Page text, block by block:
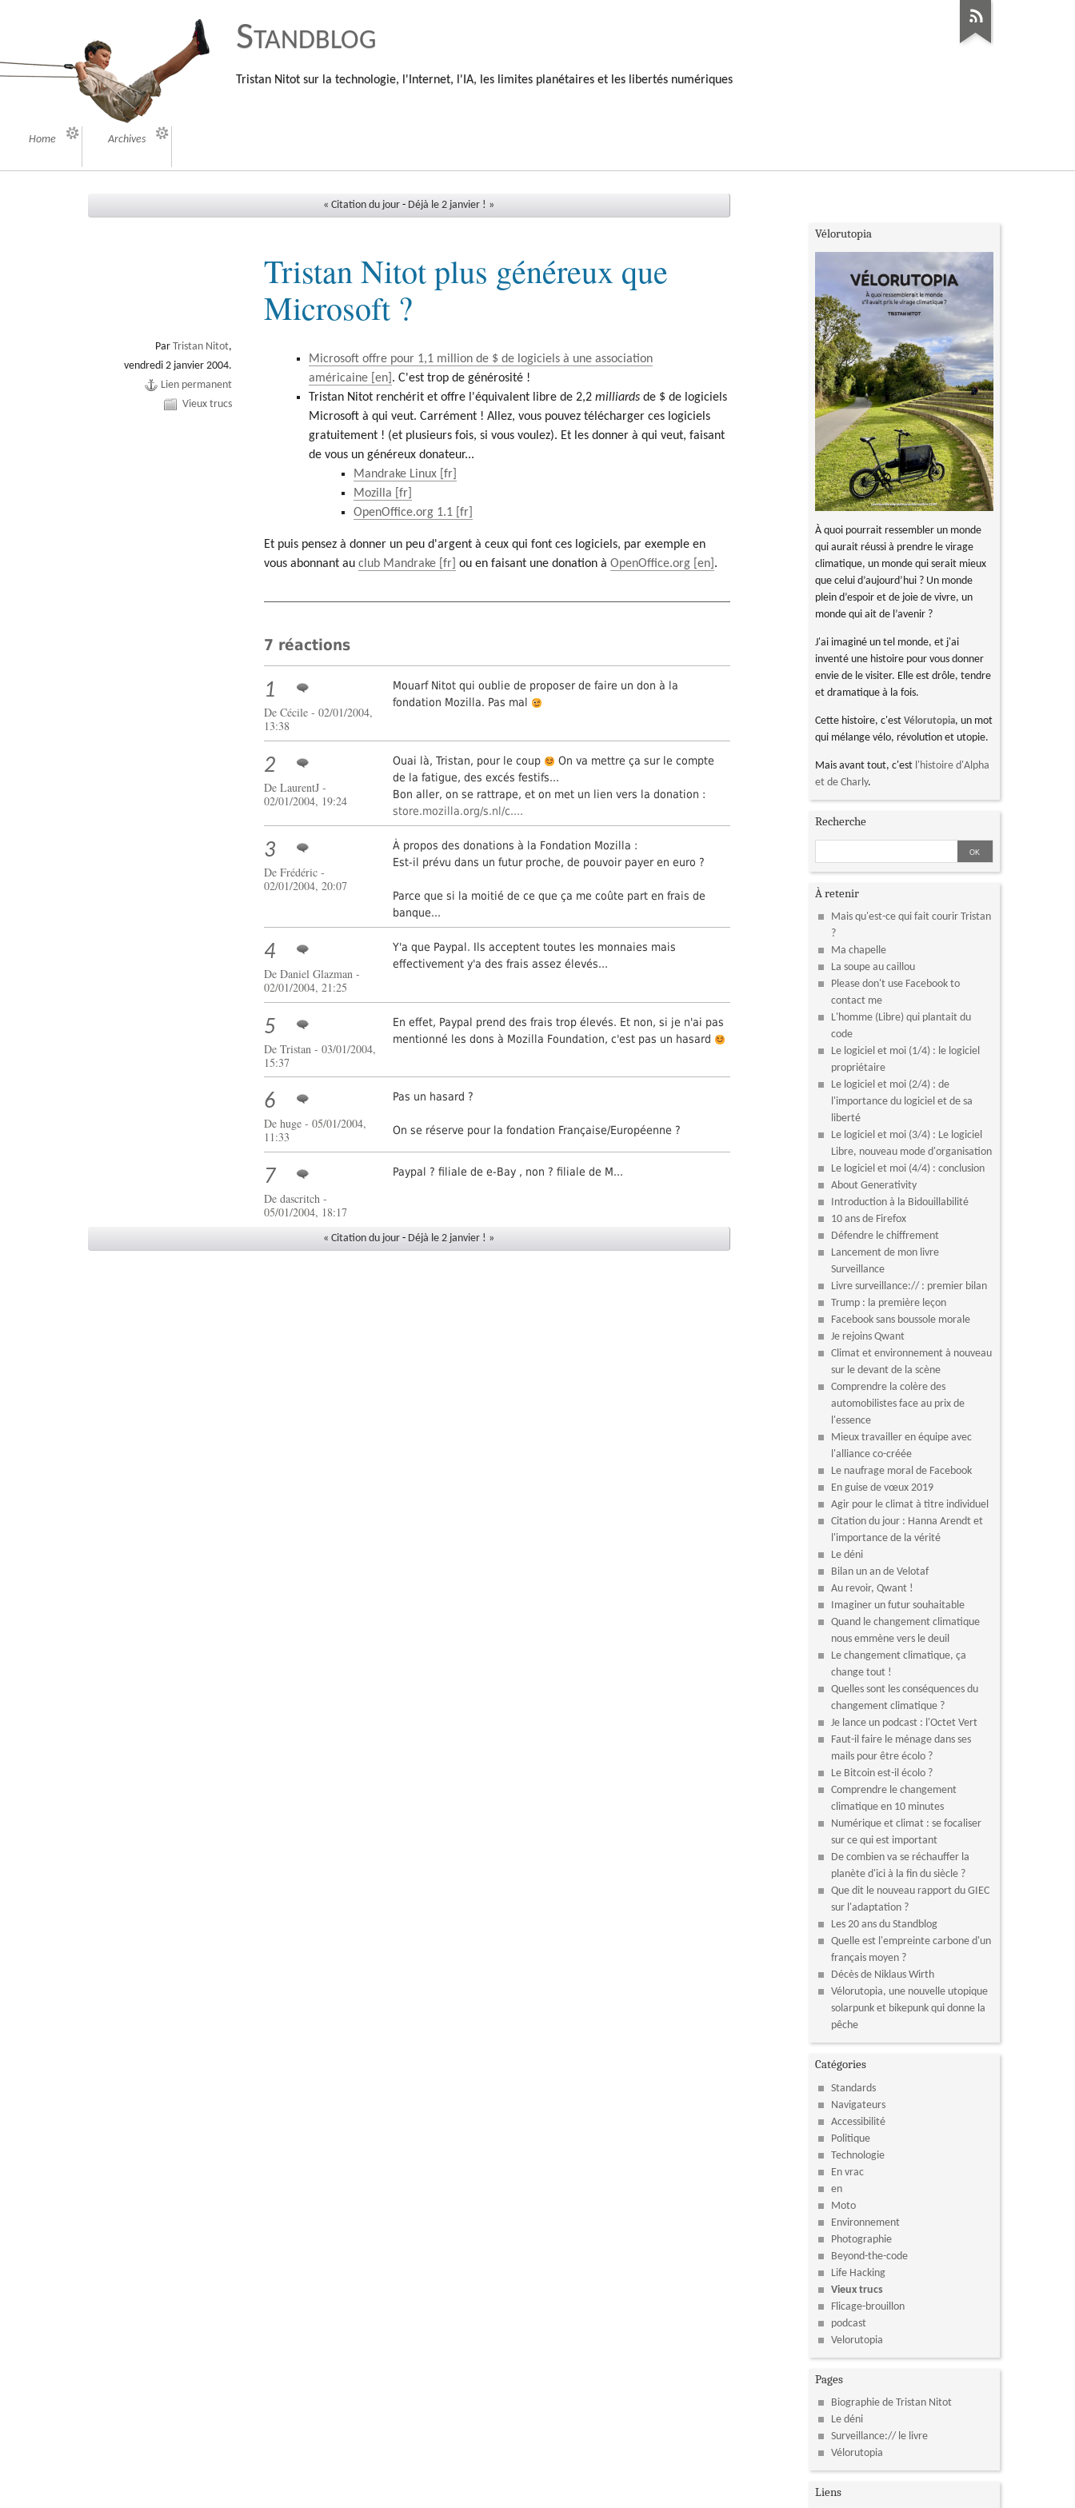
Standblog
Tristan Nitot sur la technologie, l'Internet, l'IA, les limites planétaires et les libertés numériques
Home Archives
« Citation du jour - Déjà le 2 janvier ! »
Tristan Nitot plus généreux que
Microsoft ?
ParTristan Nitot,
vendredi 2 janvier 2004.
Lien permanent
Vieux trucs
Microsoft offre pour 1,1 million de $ de logiciels à une association
américaine
. C'est trop de générosité !
Tristan Nitot renchérit et offre l'équivalent libre de 2,2milliards de $ de logiciels
Microsoft à qui veut. Carrément ! Allez, vous pouvez télécharger ces logiciels
gratuitement ! (et plusieurs fois, si vous voulez). Et les donner à qui veut, faisant
de vous un généreux donateur...
Mandrake Linux
Mozilla
OpenOffice.org 1.1
Et puis pensez à donner un peu d'argent à ceux qui font ces logiciels, par exemple en
vous abonnant auclub Mandrake ou en faisant une donation àOpenOffice.org .
7 réactions
1
De Cécile - 02/01/2004,
13:38
Mouarf Nitot qui oublie de proposer de faire un don à la
fondation Mozilla. Pas mal
2
DeLaurentJ -
02/01/2004, 19:24
Ouai là, Tristan, pour le coup
On va mettre ça sur le compte
de la fatigue, des excés festifs...
Bon aller, on se rattrape, et on met un lien vers la donation :
store.mozilla.org/s.nl/c....
3
DeFrédéric -
02/01/2004, 20:07
À propos des donations à la Fondation Mozilla :
Est-il prévu dans un futur proche, de pouvoir payer en euro ?
Parce que si la moitié de ce que ça me coûte part en frais de
banque...
4
De Daniel Glazman -
02/01/2004, 21:25
Y'a que Paypal. Ils acceptent toutes les monnaies mais
effectivement y'a des frais assez élevés...
5
DeTristan - 03/01/2004,
15:37
En effet, Paypal prend des frais trop élevés. Et non, si je n'ai pas
mentionné les dons à Mozilla Foundation, c'est pas un hasard
6
De huge - 05/01/2004,
11:33
Pas un hasard ?
On se réserve pour la fondation Française/Européenne ?
7
Dedascritch -
05/01/2004, 18:17
Paypal ? filiale de e-Bay , non ? filiale de M...
« Citation du jour - Déjà le 2 janvier ! »
Vélorutopia
À quoi pourrait ressembler un monde
qui aurait réussi à prendre le virage
climatique, un monde qui serait mieux
que celui d’aujourd’hui ? Un monde
plein d’espoir et de joie de vivre, un
monde qui ait de l’avenir ?
J'ai imaginé un tel monde, et j'ai
inventé une histoire pour vous donner
envie de le visiter. Elle est drôle, tendre
et dramatique à la fois.
Cette histoire, c'estVélorutopia, un mot
qui mélange vélo, révolution et utopie.
Mais avant tout, c'est l'histoire d'Alpha
et de Charly.
Recherche
À retenir
Mais qu'est-ce qui fait courir Tristan
?
Ma chapelle
La soupe au caillou
Please don't use Facebook to
contact me
L'homme (Libre) qui plantait du
code
Le logiciel et moi (1/4) : le logiciel
propriétaire
Le logiciel et moi (2/4) : de
l'importance du logiciel et de sa
liberté
Le logiciel et moi (3/4) : Le logiciel
Libre, nouveau mode d'organisation
Le logiciel et moi (4/4) : conclusion
About Generativity
Introduction à la Bidouillabilité
10 ans de Firefox
Défendre le chiffrement
Lancement de mon livre
Surveillance
Livre surveillance:// : premier bilan
Trump : la première leçon
Facebook sans boussole morale
Je rejoins Qwant
Climat et environnement à nouveau
sur le devant de la scène
Comprendre la colère des
automobilistes face au prix de
l'essence
Mieux travailler en équipe avec
l'alliance co-créée
Le naufrage moral de Facebook
En guise de vœux 2019
Agir pour le climat à titre individuel
Citation du jour : Hanna Arendt et
l'importance de la vérité
Le déni
Bilan un an de Velotaf
Au revoir, Qwant !
Imaginer un futur souhaitable
Quand le changement climatique
nous emmène vers le deuil
Le changement climatique, ça
change tout !
Quelles sont les conséquences du
changement climatique ?
Je lance un podcast : l'Octet Vert
Faut-il faire le ménage dans ses
mails pour être écolo ?
Le Bitcoin est-il écolo ?
Comprendre le changement
climatique en 10 minutes
Numérique et climat : se focaliser
sur ce qui est important
De combien va se réchauffer la
planète d'ici à la fin du siècle ?
Que dit le nouveau rapport du GIEC
sur l'adaptation ?
Les 20 ans du Standblog
Quelle est l'empreinte carbone d'un
français moyen ?
Décès de Niklaus Wirth
Vélorutopia, une nouvelle utopique
solarpunk et bikepunk qui donne la
pêche
Catégories
Standards
Navigateurs
Accessibilité
Politique
Technologie
En vrac
en
Moto
Environnement
Photographie
Beyond-the-code
Life Hacking
Vieux trucs
Flicage-brouillon
podcast
Velorutopia
Pages
Biographie de Tristan Nitot
Le déni
Surveillance:// le livre
Vélorutopia
Liens